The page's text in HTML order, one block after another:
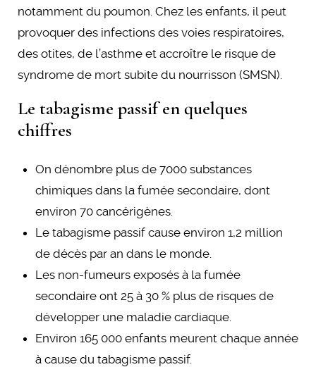
notamment du poumon. Chez les enfants, il peut
provoquer des infections des voies respiratoires,
des otites, de l’asthme et accroître le risque de
syndrome de mort subite du nourrisson (SMSN).
Le tabagisme passif en quelques
chiffres
On dénombre plus de 7000 substances
chimiques dans la fumée secondaire, dont
environ 70 cancérigènes.
Le tabagisme passif cause environ 1,2 million
de décès par an dans le monde.
Les non-fumeurs exposés à la fumée
secondaire ont 25 à 30 % plus de risques de
développer une maladie cardiaque.
Environ 165 000 enfants meurent chaque année
à cause du tabagisme passif.